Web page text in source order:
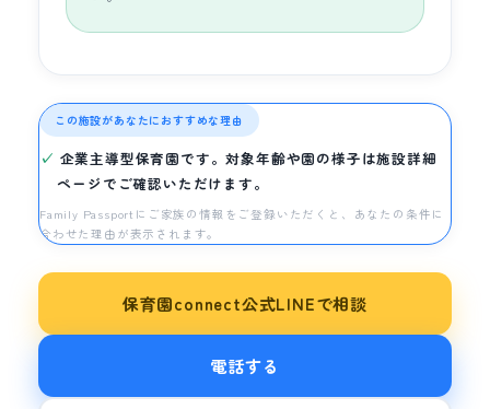
この施設があなたにおすすめな理由
企業主導型保育園です。対象年齢や園の様子は施設詳細
ページでご確認いただけます。
Family Passportにご家族の情報をご登録いただくと、あなたの条件に
合わせた理由が表示されます。
保育園connect公式LINEで相談
電話する